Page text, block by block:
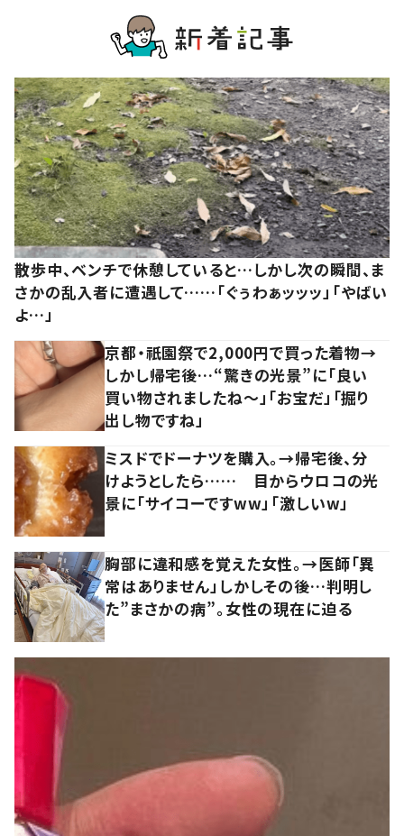
散歩中、ベンチで休憩していると…しかし次の瞬間、ま
さかの乱入者に遭遇して……「ぐぅわぁッッッ」「やばい
よ…」
京都・祇園祭で2,000円で買った着物→
しかし帰宅後…“驚きの光景”に「良い
買い物されましたね～」「お宝だ」「掘り
出し物ですね」
ミスドでドーナツを購入。→帰宅後、分
けようとしたら…… 目からウロコの光
景に「サイコーですww」「激しいw」
胸部に違和感を覚えた女性。→医師「異
常はありません」しかしその後…判明し
た”まさかの病”。女性の現在に迫る